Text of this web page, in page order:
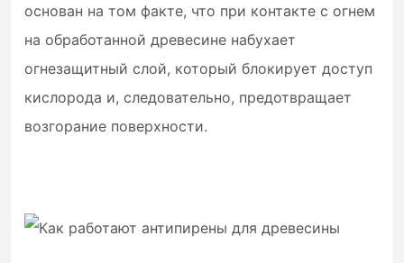
основан на том факте, что при контакте с огнем
на обработанной древесине набухает
огнезащитный слой, который блокирует доступ
кислорода и, следовательно, предотвращает
возгорание поверхности.